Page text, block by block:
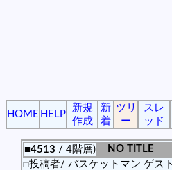
HOME HELP
新規
作成
新
着
ツリ
ー
スレ
ッド
■4513 / 4階層)
NO TITLE
□投稿者/ バスケットマン ゲス